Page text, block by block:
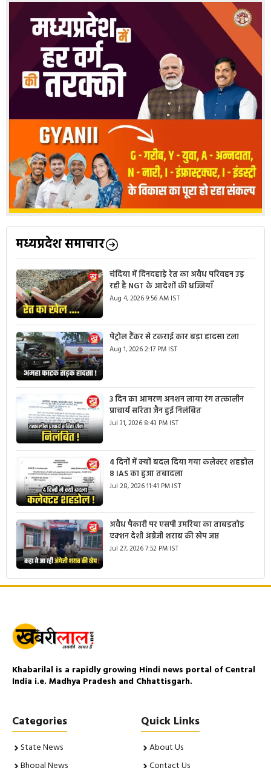
मध्यप्रदेश समाचार
चंदिया में दिनदहाड़े रेत का अवैध परिवहन उड़
रही है NGT के आदेशों की धज्जियाँ
Aug 4, 2026 9:56 AM IST
पेट्रोल टैंकर से टकराई कार बड़ा हादसा टला
Aug 1, 2026 2:17 PM IST
3 दिन का आमरण अनशन लाया रंग तत्कालीन
प्राचार्य सरिता जैन हुई निलंबित
Jul 31, 2026 8:43 PM IST
4 दिनों में क्यों बदल दिया गया कलेक्टर शहडोल
8 IAS का हुआ तबादला
Jul 28, 2026 11:41 PM IST
अवैध पैकारी पर एसपी उमरिया का ताबड़तोड़
एक्शन देशी अंग्रेजी शराब की खेप जप्त
Jul 27, 2026 7:52 PM IST
Khabarilal is a rapidly growing Hindi news portal of Central
India i.e. Madhya Pradesh and Chhattisgarh.
Categories
State News
Quick Links
About Us